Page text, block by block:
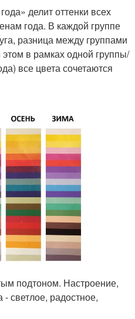
делит оттенки всех
года. В каждой группе
разница между группами
в рамках одной группы/
все цвета сочетаются
подтоном. Настроение,
- светлое, радостное,